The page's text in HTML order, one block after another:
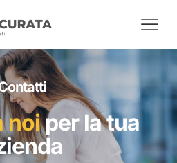
noiper la tua